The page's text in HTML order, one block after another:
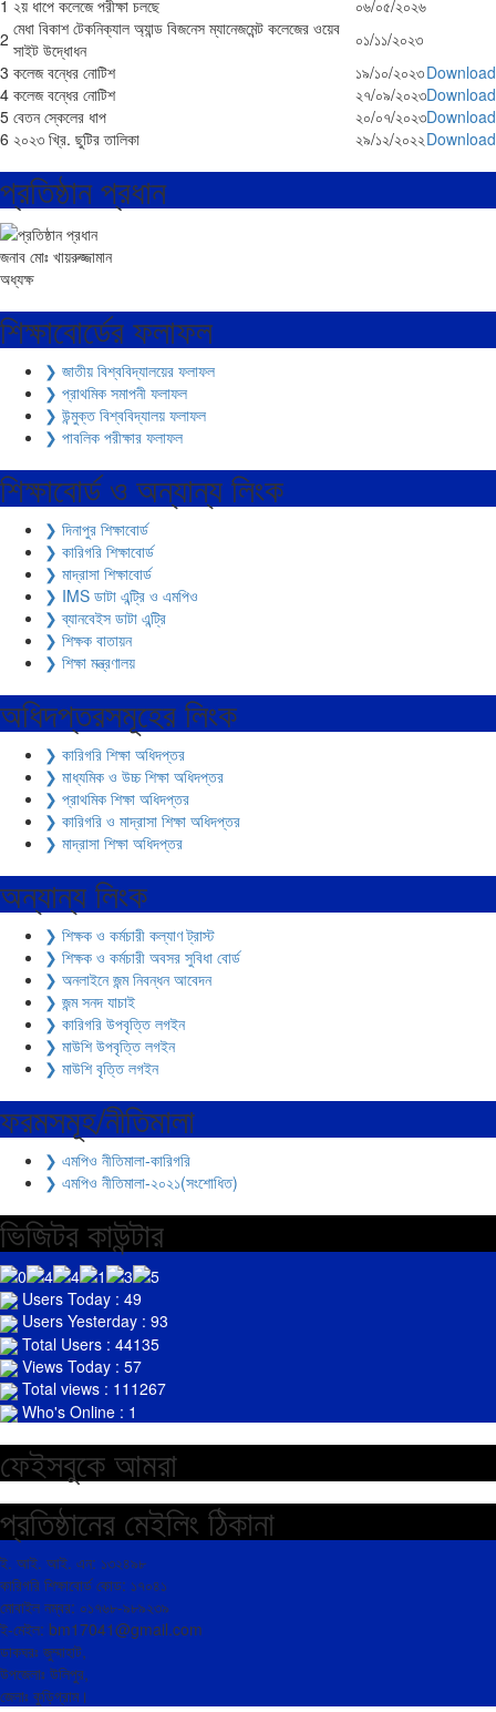
1 ২য় ধাপে কলেজে পরীক্ষা চলছে
০৬/০৫/২০২৬
2 মেধা বিকাশ টেকনিক্যাল অ্যান্ড বিজনেস ম্যানেজমেন্ট কলেজের ওয়েব
সাইট উদ্ধোধন
০১/১১/২০২৩
3 কলেজ বন্ধের নোটিশ ১৯/১০/২০২৩Download
4 কলেজ বন্ধের নোটিশ ২৭/০৯/২০২৩Download
5 বেতন স্কেলের ধাপ ২০/০৭/২০২৩Download
6 ২০২৩ খ্রি. ছুটির তালিকা ২৯/১২/২০২২Download
প্রতিষ্ঠান প্রধান
জনাব মোঃ খায়রুজ্জামান
অধ্যক্ষ
শিক্ষাবোর্ডের ফলাফল
❯ জাতীয় বিশ্ববিদ্যালয়ের ফলাফল
❯ প্রাথমিক সমাপনী ফলাফল
❯ উন্মুক্ত বিশ্ববিদ্যালয় ফলাফল
❯ পাবলিক পরীক্ষার ফলাফল
শিক্ষাবোর্ড ও অন্যান্য লিংক
❯ দিনাপুর শিক্ষাবোর্ড
❯ কারিগরি শিক্ষাবোর্ড
❯ মাদ্রাসা শিক্ষাবোর্ড
❯ IMS ডাটা এন্ট্রি ও এমপিও
❯ ব্যানবেইস ডাটা এন্ট্রি
❯ শিক্ষক বাতায়ন
❯ শিক্ষা মন্ত্রণালয়
অধিদপ্তরসমূহের লিংক
❯ কারিগরি শিক্ষা অধিদপ্তর
❯ মাধ্যমিক ও উচ্চ শিক্ষা অধিদপ্তর
❯ প্রাথমিক শিক্ষা অধিদপ্তর
❯ কারিগরি ও মাদ্রাসা শিক্ষা অধিদপ্তর
❯ মাদ্রাসা শিক্ষা অধিদপ্তর
অন্যান্য লিংক
❯ শিক্ষক ও কর্মচারী কল্যাণ ট্রাস্ট
❯ শিক্ষক ও কর্মচারী অবসর সুবিধা বোর্ড
❯ অনলাইনে জন্ম নিবন্ধন আবেদন
❯ জন্ম সনদ যাচাই
❯ কারিগরি উপবৃত্তি লগইন
❯ মাউশি উপবৃত্তি লগইন
❯ মাউশি বৃত্তি লগইন
ফরমসমূহ/নীতিমালা
❯ এমপিও নীতিমালা-কারিগরি
❯ এমপিও নীতিমালা-২০২১(সংশোধিত)
ভিজিটর কাউন্টার
Users Today : 49
Users Yesterday : 93
Total Users : 44135
Views Today : 57
Total views : 111267
Who's Online : 1
ফেইসবুকে আমরা
প্রতিষ্ঠানের মেইলিং ঠিকানা
ই. আই. আই. এন: ১৩২৪৯৮
কারিগরি শিক্ষাবোর্ড কোড: ১৭০৪১
মোবাইল নম্বর: ০১৭৬৮-৯৮৯২৩৯
ই-মেইল: bm17041@gmail.com
ডাকঘরঃ জুম্মাহাট,
উপজেলাঃ উলিপুর,
জেলাঃ কুড়িগ্রাম।